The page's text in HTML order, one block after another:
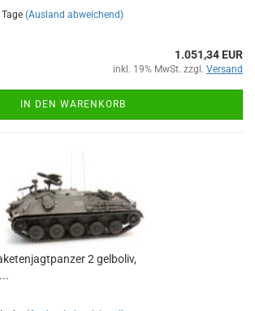
(Ausland abweichend)
1.051,34 EUR
inkl. 19% MwSt. zzgl. Versand
IN DEN WARENKORB
2 gelboliv,